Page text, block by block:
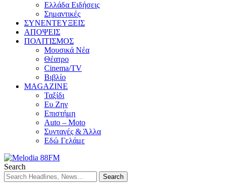
Ελλάδα Ειδήσεις
Σημαντικές
ΣΥΝΕΝΤΕΥΞΕΙΣ
ΑΠΟΨΕΙΣ
ΠΟΛΙΤΙΣΜΟΣ
Μουσικά Νέα
Θέατρο
Cinema/TV
Βιβλίο
MAGAZINE
Ταξίδι
Ευ Ζην
Επιστήμη
Auto – Moto
Συνταγές & Άλλα
Εδώ Γελάμε
Search